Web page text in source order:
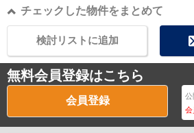
チェックした物件をまとめて
検討リストに追加
無料会員登録はこちら
会員登録